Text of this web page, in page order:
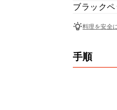
ブラック
料理を安全
手順